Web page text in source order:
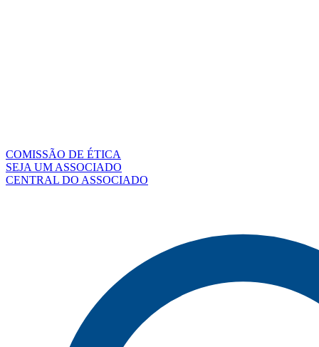
COMISSÃO DE ÉTICA
SEJA UM ASSOCIADO
CENTRAL DO ASSOCIADO